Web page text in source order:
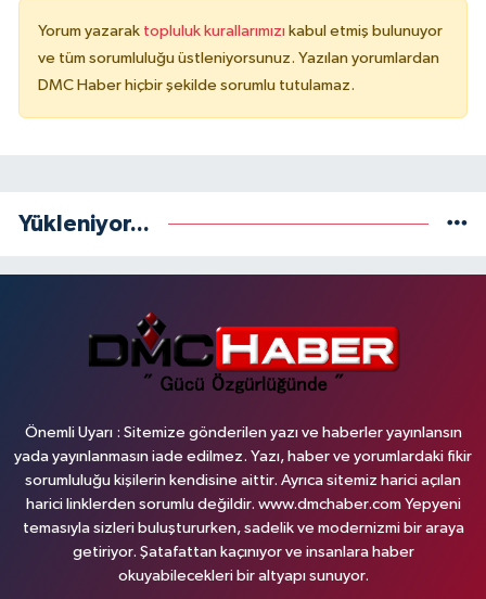
Yorum yazarak topluluk kurallarımızı kabul etmiş bulunuyor
ve tüm sorumluluğu üstleniyorsunuz. Yazılan yorumlardan
DMC Haber hiçbir şekilde sorumlu tutulamaz.
Yükleniyor...
Önemli Uyarı : Sitemize gönderilen yazı ve haberler yayınlansın
yada yayınlanmasın iade edilmez. Yazı, haber ve yorumlardaki fikir
sorumluluğu kişilerin kendisine aittir. Ayrıca sitemiz harici açılan
harici linklerden sorumlu değildir. www.dmchaber.com Yepyeni
temasıyla sizleri buluştururken, sadelik ve modernizmi bir araya
getiriyor. Şatafattan kaçınıyor ve insanlara haber
okuyabilecekleri bir altyapı sunuyor.